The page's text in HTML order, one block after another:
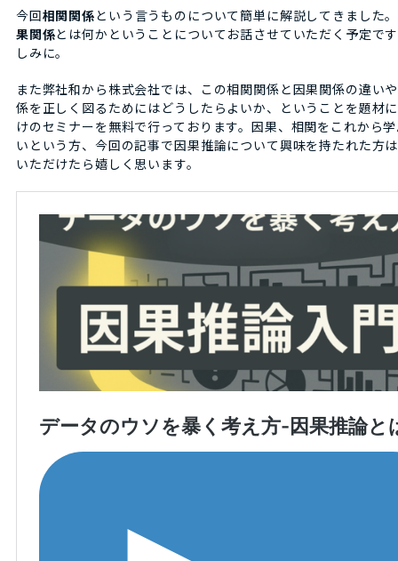
今回相関関係という言うものについて簡単に解説してきました
果関係とは何かということについてお話させていただく予定で
しみに。
また弊社和から株式会社では、この相関関係と因果関係の違い
係を正しく図るためにはどうしたらよいか、ということを題材
けのセミナーを無料で行っております。因果、相関をこれから
いという方、今回の記事で因果推論について興味を持たれた方
いただけたら嬉しく思います。